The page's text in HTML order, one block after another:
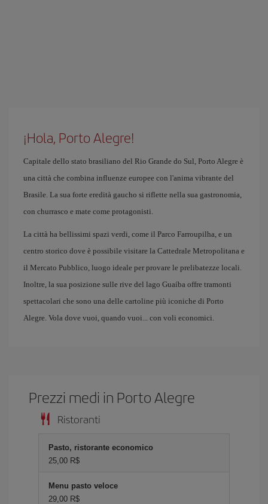
¡Hola, Porto Alegre!
Capitale dello stato brasiliano del Rio Grande do Sul, Porto Alegre è
una città che combina influenze europee con l'anima vibrante del
Brasile. La sua forte eredità gaucho si riflette nella sua gastronomia,
con churrasco e mate come protagonisti.
La città ha bellissimi spazi verdi, come il Parco Farroupilha, e un
centro storico dove è possibile visitare la Cattedrale Metropolitana e
il Mercato Pubblico, luogo ideale per provare le prelibatezze locali.
Inoltre, la sua posizione sulle rive del lago Guaíba offre tramonti
spettacolari che sono una delle cartoline più iconiche di Porto
Alegre. Vola dove vuoi, quando vuoi... con voli economici.
Prezzi medi in Porto Alegre
Ristoranti
Pasto, ristorante economico
25,00 R$
Menu pasto veloce
29,00 R$